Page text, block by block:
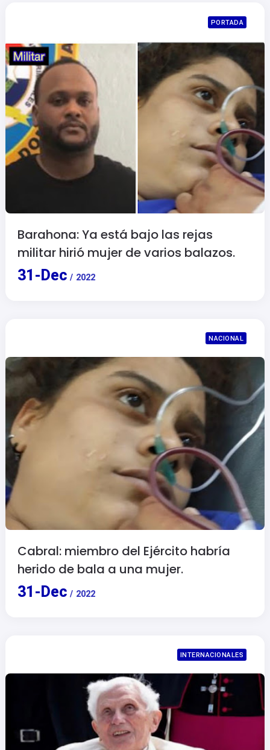
PORTADA
Barahona: Ya está bajo las rejas
militar hirió mujer de varios balazos.
31 - Dec / 2022
NACIONAL
Cabral: miembro del Ejército habría
herido de bala a una mujer.
31 -Dec / 2022
INTERNACIONALES